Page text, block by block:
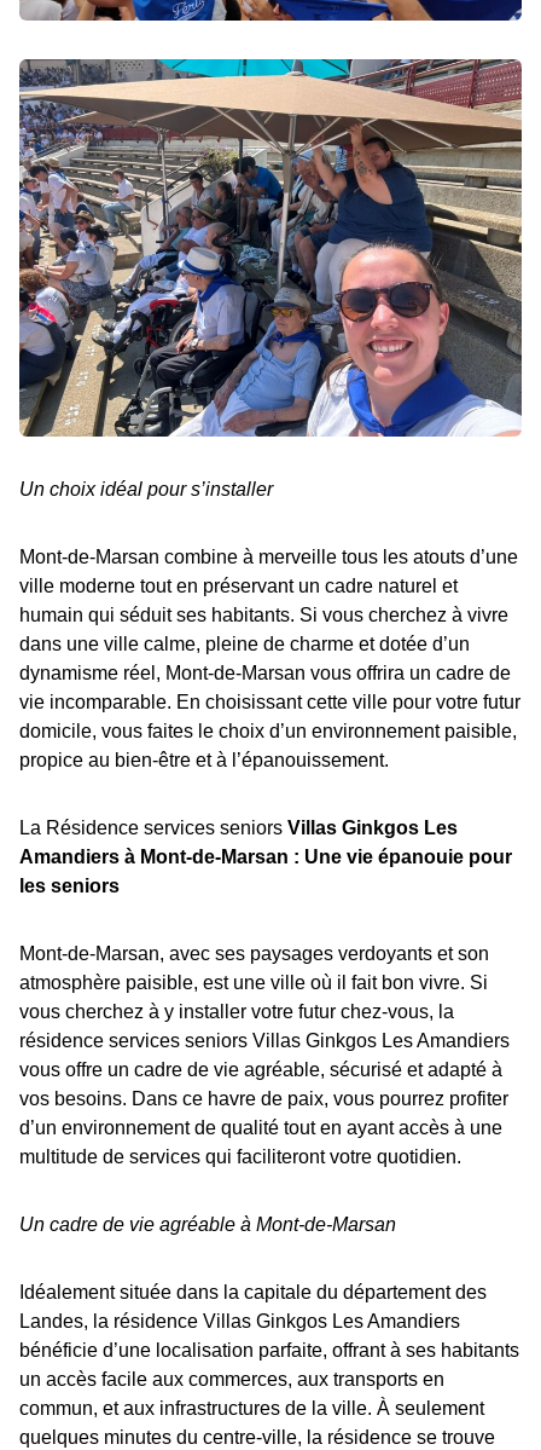
Un choix idéal pour s’installer
Mont-de-Marsan combine à merveille tous les atouts d’une
ville moderne tout en préservant un cadre naturel et
humain qui séduit ses habitants. Si vous cherchez à vivre
dans une ville calme, pleine de charme et dotée d’un
dynamisme réel, Mont-de-Marsan vous offrira un cadre de
vie incomparable. En choisissant cette ville pour votre futur
domicile, vous faites le choix d’un environnement paisible,
propice au bien-être et à l’épanouissement.
La Résidence services seniors Villas Ginkgos Les
Amandiers à Mont-de-Marsan : Une vie épanouie pour
les seniors
Mont-de-Marsan, avec ses paysages verdoyants et son
atmosphère paisible, est une ville où il fait bon vivre. Si
vous cherchez à y installer votre futur chez-vous, la
résidence services seniors Villas Ginkgos Les Amandiers
vous offre un cadre de vie agréable, sécurisé et adapté à
vos besoins. Dans ce havre de paix, vous pourrez profiter
d’un environnement de qualité tout en ayant accès à une
multitude de services qui faciliteront votre quotidien.
Un cadre de vie agréable à Mont-de-Marsan
Idéalement située dans la capitale du département des
Landes, la résidence Villas Ginkgos Les Amandiers
bénéficie d’une localisation parfaite, offrant à ses habitants
un accès facile aux commerces, aux transports en
commun, et aux infrastructures de la ville. À seulement
quelques minutes du centre-ville, la résidence se trouve